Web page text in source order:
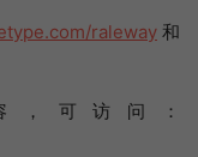
raleway 和
，可访问：